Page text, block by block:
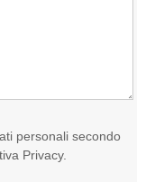
personali secondo
Privacy.